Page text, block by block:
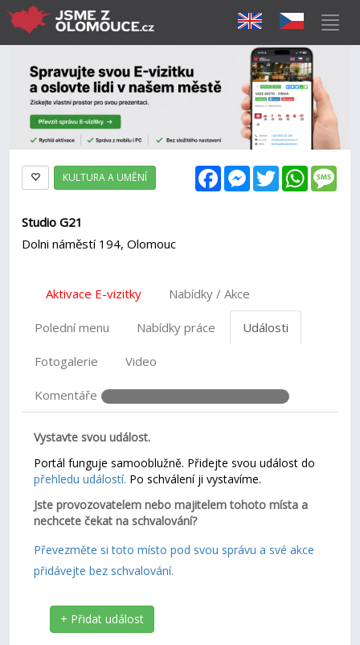
FacebookMessenger
Twitter
KULTURA A UMĚNÍ
Studio G21
Dolni náměstí 194, Olomouc
Aktivace E-vizitky Nabídky / Akce
Polední menu Nabídky práce Události
Fotogalerie Video
Komentáře
Vystavte svou událost.
Portál funguje samooblužně. Přidejte svou událost do
přehledu událostí. Po schválení ji vystavíme.
Jste provozovatelem nebo majitelem tohoto místa a
nechcete čekat na schvalování?
Převezměte si toto místo pod svou správu a své akce
přidávejte bez schvalování.
+ Přidat událost